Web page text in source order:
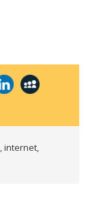
,internet,